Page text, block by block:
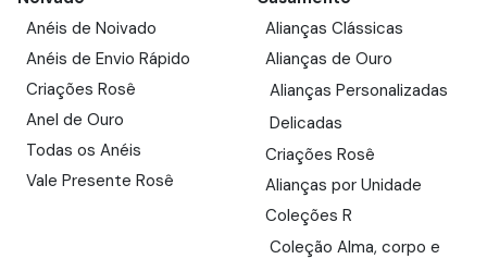
Anéis de Noivado
Anéis de Envio Rápido
Criações Rosê
Anel de Ouro
Todas os Anéis
Vale Presente Rosê
Alianças Clássicas
Alianças de Ouro
Alianças Personalizadas
Delicadas
Criações Rosê
Alianças por Unidade
Coleções R
Coleção Alma, corpo e